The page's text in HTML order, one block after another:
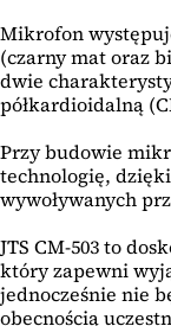
Mikrofon
(czarny mat oraz
dwie
półkardioidalną
Przy budowie
technologię,
wywoływanych
JTS CM-503 to
który zapewni
jednocześnie nie
obecnością